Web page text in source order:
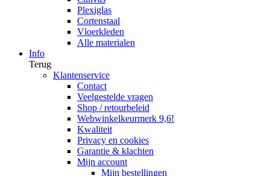
Plexiglas
Cortenstaal
Vloerkleden
Alle materialen
Info
Terug
Klantenservice
Contact
Veelgestelde vragen
Shop / retourbeleid
Webwinkelkeurmerk 9,6!
Kwaliteit
Privacy en cookies
Garantie & klachten
Mijn account
Mijn bestellingen